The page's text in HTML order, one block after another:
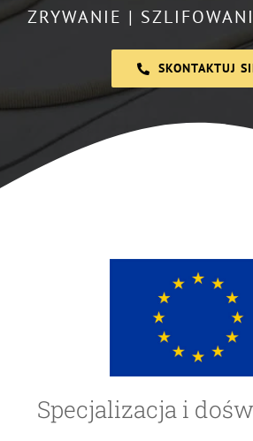
ZRYWANIE |
SKONTAKTUJ
Specjalizacja i